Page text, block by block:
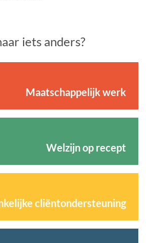
iets anders?
Maatschappelijk werk
Welzijn op recept
cliëntondersteuning